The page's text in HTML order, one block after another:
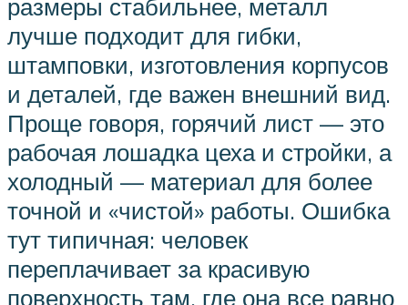
размеры стабильнее, металл
лучше подходит для гибки,
штамповки, изготовления корпусов
и деталей, где важен внешний вид.
Проще говоря, горячий лист — это
рабочая лошадка цеха и стройки, а
холодный — материал для более
точной и «чистой» работы. Ошибка
тут типичная: человек
переплачивает за красивую
поверхность там, где она все равно